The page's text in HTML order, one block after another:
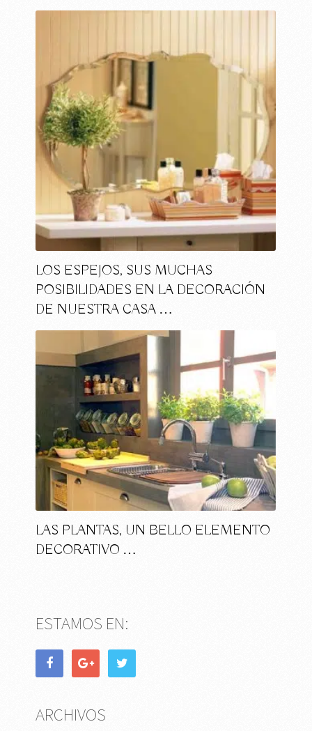
LOS ESPEJOS, SUS MUCHAS
POSIBILIDADES EN LA DECORACIÓN
DE NUESTRA CASA …
LAS PLANTAS, UN BELLO ELEMENTO
DECORATIVO …
ESTAMOS EN:
ARCHIVOS